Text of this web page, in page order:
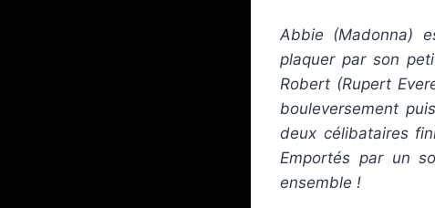
Abbie (Madonna)
plaquer par son
Robert (Rupert
bouleversement
deux célibataires
Emportés par un
ensemble !